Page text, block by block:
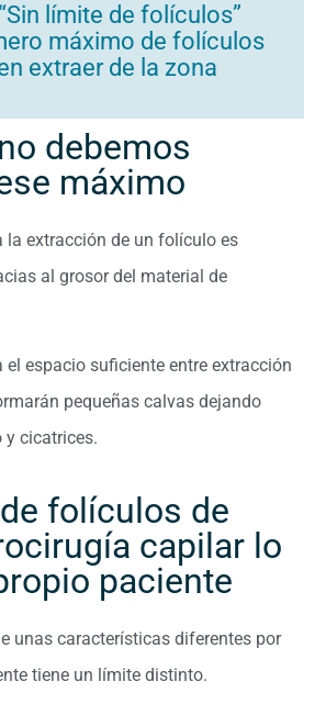
límite de folículos”
máximo de folículos
extraer de la zona
debemos
máximo
la extracción de un folículo es
al grosor del material de
el espacio suficiente entre extracción
pequeñas calvas dejando
y cicatrices.
folículos de
capilar lo
paciente
unas características diferentes por
tiene un límite distinto.